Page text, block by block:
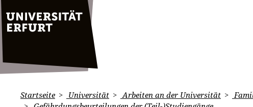
Startseite Universität Arbeiten an der Universität